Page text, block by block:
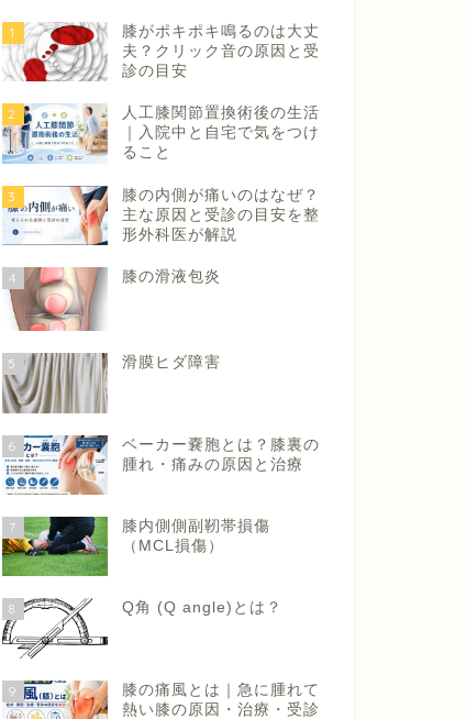
1
膝がポキポキ鳴るのは大丈
夫？クリック音の原因と受
診の目安
2
人工膝関節置換術後の生活
｜入院中と自宅で気をつけ
ること
3
膝の内側が痛いのはなぜ？
主な原因と受診の目安を整
形外科医が解説
4 膝の滑液包炎
5 滑膜ヒダ障害
6
ベーカー嚢胞とは？膝裏の
腫れ・痛みの原因と治療
7
膝内側側副靭帯損傷
（MCL損傷）
8 Q角 (Q angle)とは？
9
膝の痛風とは｜急に腫れて
熱い膝の原因・治療・受診